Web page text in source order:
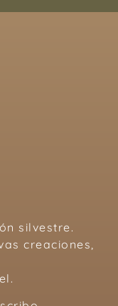
silvestre.
creaciones,